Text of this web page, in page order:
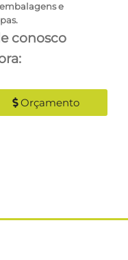
e
conosco
Orçamento